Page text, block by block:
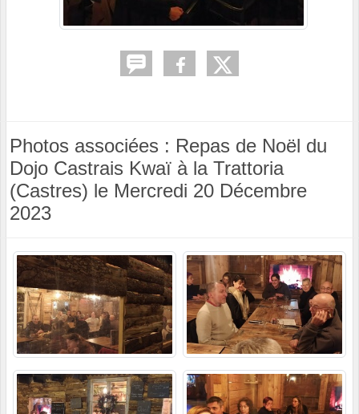
Photos associées : Repas de Noël du
Dojo Castrais Kwaï à la Trattoria
(Castres) le Mercredi 20 Décembre
2023